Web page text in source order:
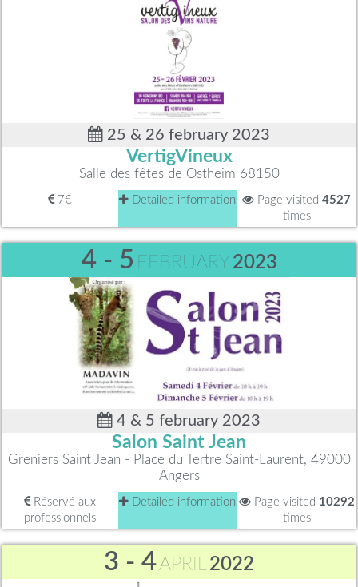
25 & 26 february 2023
VertigVineux
Salle des fêtes de Ostheim 68150
7€ Detailed information Page visited 4527
times
4 - 5 FEBRUARY 2023
4 & 5 february 2023
Salon Saint Jean
Greniers Saint Jean - Place du Tertre Saint-Laurent, 49000
Angers
Réservé aux
professionnels
Detailed information Page visited 10292
times
3 - 4APRIL 2022